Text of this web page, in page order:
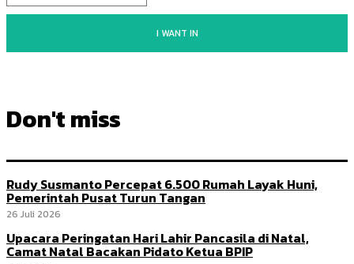
I WANT IN
Don't miss
Rudy Susmanto Percepat 6.500 Rumah Layak Huni,
Pemerintah Pusat Turun Tangan
26 Juli 2026
Upacara Peringatan Hari Lahir Pancasila di Natal,
Camat Natal Bacakan Pidato Ketua BPIP